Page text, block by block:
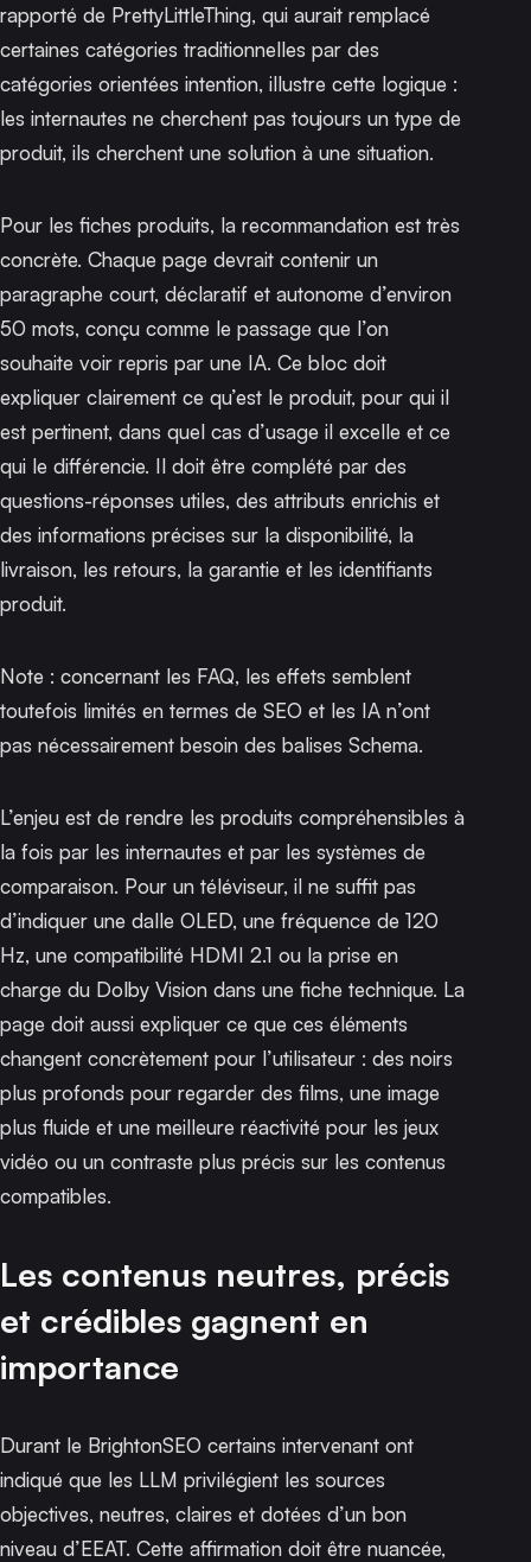
rapporté de PrettyLittleThing, qui aurait remplacé
certaines catégories traditionnelles par des
catégories orientées intention, illustre cette logique :
les internautes ne cherchent pas toujours un type de
produit, ils cherchent une solution à une situation.
Pour les fiches produits, la recommandation est très
concrète. Chaque page devrait contenir un
paragraphe court, déclaratif et autonome d’environ
50 mots, conçu comme le passage que l’on
souhaite voir repris par une IA. Ce bloc doit
expliquer clairement ce qu’est le produit, pour qui il
est pertinent, dans quel cas d’usage il excelle et ce
qui le différencie. Il doit être complété par des
questions-réponses utiles, des attributs enrichis et
des informations précises sur la disponibilité, la
livraison, les retours, la garantie et les identifiants
produit.
Note : concernant les FAQ, les effets semblent
toutefois limités en termes de SEO et les IA n’ont
pas nécessairement besoin des balises Schema.
L’enjeu est de rendre les produits compréhensibles à
la fois par les internautes et par les systèmes de
comparaison. Pour un téléviseur, il ne suffit pas
d’indiquer une dalle OLED, une fréquence de 120
Hz, une compatibilité HDMI 2.1 ou la prise en
charge du Dolby Vision dans une fiche technique. La
page doit aussi expliquer ce que ces éléments
changent concrètement pour l’utilisateur : des noirs
plus profonds pour regarder des films, une image
plus fluide et une meilleure réactivité pour les jeux
vidéo ou un contraste plus précis sur les contenus
compatibles.
Les contenus neutres, précis
et crédibles gagnent en
importance
Durant le BrightonSEO certains intervenant ont
indiqué que les LLM privilégient les sources
objectives, neutres, claires et dotées d’un bon
niveau d’EEAT. Cette affirmation doit être nuancée,